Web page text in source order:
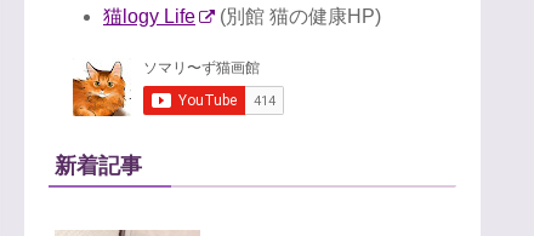
猫logy Life
(別館 猫の健康HP)
新着記事